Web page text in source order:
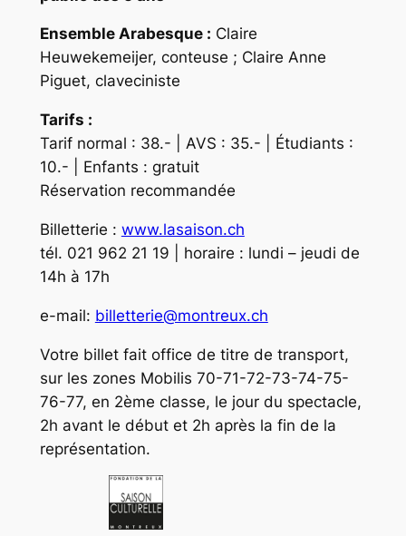
Ensemble Arabesque : Claire
Heuwekemeijer, conteuse ; Claire Anne
Piguet, claveciniste
Tarifs :
Tarif normal : 38.- | AVS : 35.- | Étudiants :
10.- | Enfants : gratuit
Réservation recommandée
Billetterie : www.lasaison.ch
tél. 021 962 21 19 | horaire : lundi – jeudi de
14h à 17h
e-mail: billetterie@montreux.ch
Votre billet fait office de titre de transport,
sur les zones Mobilis 70-71-72-73-74-75-
76-77, en 2ème classe, le jour du spectacle,
2h avant le début et 2h après la fin de la
représentation.